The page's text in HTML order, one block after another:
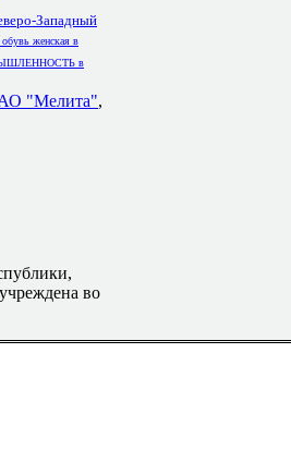
Западный
женская в
в
"Мелита",
во